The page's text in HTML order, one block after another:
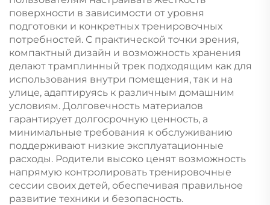
поверхности в зависимости от уровня
подготовки и конкретных тренировочных
потребностей. С практической точки зрения,
компактный дизайн и возможность хранения
делают трамплинный трек подходящим как для
использования внутри помещения, так и на
улице, адаптируясь к различным домашним
условиям. Долговечность материалов
гарантирует долгосрочную ценность, а
минимальные требования к обслуживанию
поддерживают низкие эксплуатационные
расходы. Родители высоко ценят возможность
напрямую контролировать тренировочные
сессии своих детей, обеспечивая правильное
развитие техники и безопасность.